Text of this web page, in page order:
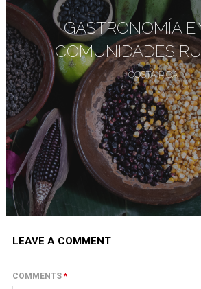
GASTRONOMÍA
COMUNIDADES
COSTA RICA
LEAVE A COMMENT
COMMENTS *